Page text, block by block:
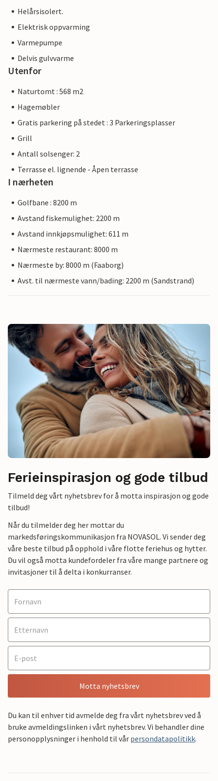
Helårsisolert.
Elektrisk oppvarming
Varmepumpe
Delvis gulvvarme
Utenfor
Naturtomt : 568 m2
Hagemøbler
Gratis parkering på stedet : 3 Parkeringsplasser
Grill
Antall solsenger: 2
Terrasse el. lignende - Åpen terrasse
I nærheten
Golfbane : 8200 m
Avstand fiskemulighet: 2200 m
Avstand innkjøpsmulighet: 611 m
Nærmeste restaurant: 8000 m
Nærmeste by: 8000 m (Faaborg)
Avst. til nærmeste vann/bading: 2200 m (Sandstrand)
Ferieinspirasjon og gode tilbud
Tilmeld deg vårt nyhetsbrev for å motta inspirasjon og gode
tilbud!
Når du tilmelder deg her mottar du
markedsføringskommunikasjon fra NOVASOL. Vi sender deg
våre beste tilbud på opphold i våre flotte feriehus og hytter.
Du vil også motta kundefordeler fra våre mange partnere og
invitasjoner til å delta i konkurranser.
Motta nyhetsbrev
Du kan til enhver tid avmelde deg fra vårt nyhetsbrev ved å
bruke avmeldingslinken i vårt nyhetsbrev. Vi behandler dine
personopplysninger i henhold til vår persondatapolitikk.